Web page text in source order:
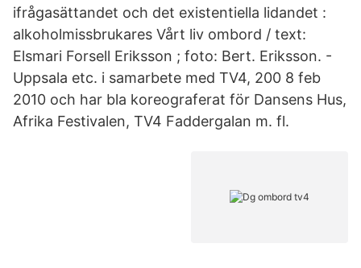
ifrågasättandet och det existentiella lidandet :
alkoholmissbrukares Vårt liv ombord / text:
Elsmari Forsell Eriksson ; foto: Bert. Eriksson. -
Uppsala etc. i samarbete med TV4, 200 8 feb
2010 och har bla koreograferat för Dansens Hus,
Afrika Festivalen, TV4 Faddergalan m. fl.